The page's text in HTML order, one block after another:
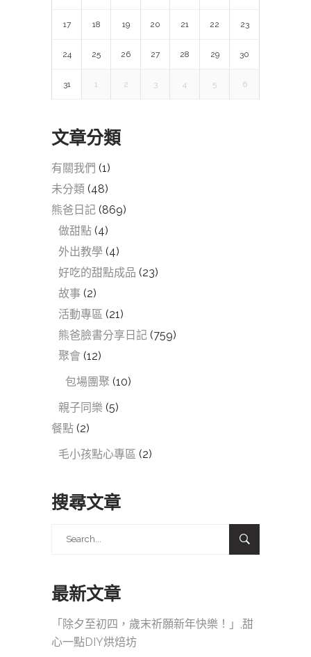
17 18 19 20 21 22 23
24 25 26 27 28 29 30
31 1 2 3 4 5 6
文章分類
有關我們 (1)
未分類 (48)
熊爸日記 (869)
做甜點 (4)
外出教學 (4)
好吃的甜點成品 (23)
故事 (2)
活動專區 (21)
熊爸臉書分享日記 (759)
聚會 (12)
包場團聚 (10)
親子同樂 (5)
餐點 (2)
毛小孩點心專區 (2)
搜尋文章
最新文章
「除夕至初四，歲末祈願新年快樂！」,甜
心一點DIY烘焙坊